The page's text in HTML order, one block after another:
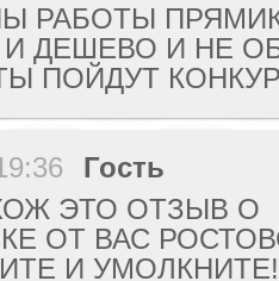
РАБОТЫ
И ДЕШЕВО И НЕ
ПОЙДУТ
Гость
ЭТО ОТЗЫВ О
ОТ ВАС
И